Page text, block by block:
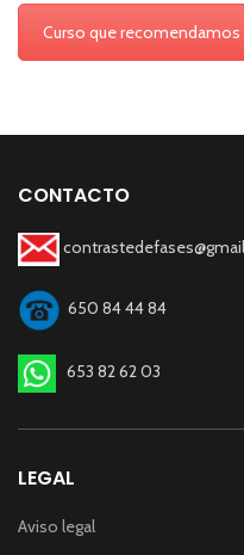
Curso que recomendamos
CONTACTO
650 84 44 84
653 82 62 03
LEGAL
Aviso legal